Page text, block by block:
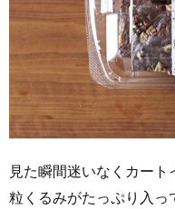
見た瞬間迷いなくカー
粒くるみがたっぷり入っ